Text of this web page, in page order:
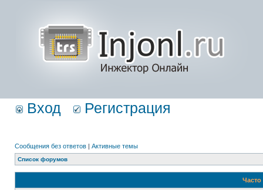
Вход Регистрация
Сообщения без ответов | Активные темы
Список форумов